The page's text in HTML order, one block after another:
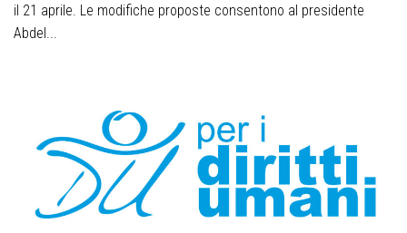
il 21 aprile. Le modifiche proposte consentono al presidente
Abdel...